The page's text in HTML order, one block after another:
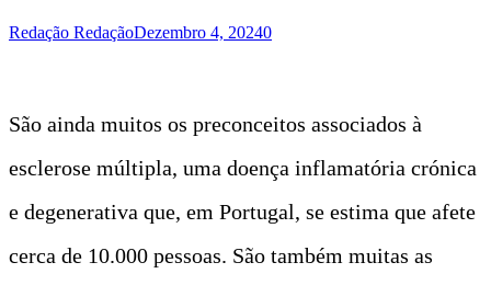
Redação RedaçãoDezembro 4, 20240
São ainda muitos os preconceitos associados à
esclerose múltipla, uma doença inflamatória crónica
e degenerativa que, em Portugal, se estima que afete
cerca de 10.000 pessoas. São também muitas as